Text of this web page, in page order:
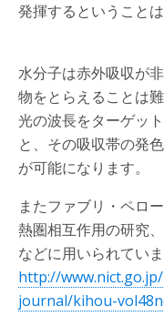
発揮するということ
水分子は赤外吸収が
物をとらえることは
光の波長をターゲッ
と、その吸収帯の発
が可能になります。
またファブリ・ペロ
熱圏相互作用の研究
などに用いられていま
http://
journal/kihou-